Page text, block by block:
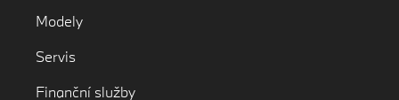
Modely
Servis
Finanční služby